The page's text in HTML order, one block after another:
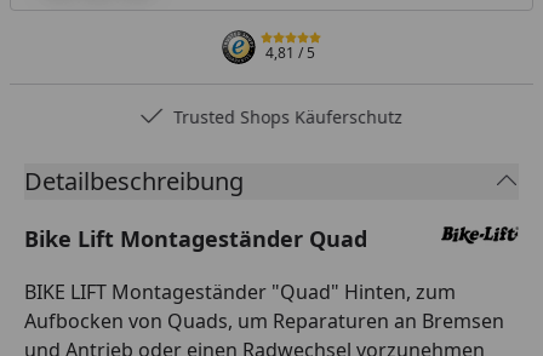
4,81/ 5
Trusted Shops Käuferschutz
Detailbeschreibung
Bike Lift Montageständer Quad
BIKE LIFT Montageständer "Quad" Hinten, zum
Aufbocken von Quads, um Reparaturen an Bremsen
und Antrieb oder einen Radwechsel vorzunehmen